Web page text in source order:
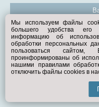
©
Мы используем файлы
большего удобства его
информацию об
обработки персональных
пользоваться
проинформированы об
нашими правилами
отключить файлы cookies в